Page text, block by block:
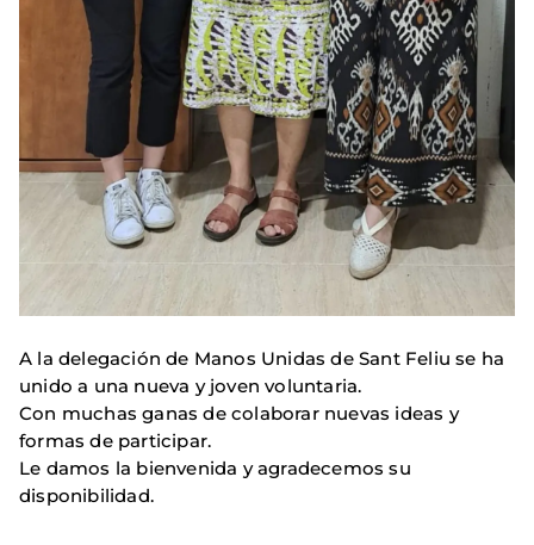
A la delegación de Manos Unidas de Sant Feliu se ha
unido a una nueva y joven voluntaria.
Con muchas ganas de colaborar nuevas ideas y
formas de participar.
Le damos la bienvenida y agradecemos su
disponibilidad.